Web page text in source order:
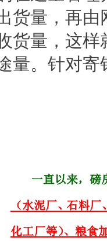
货量，再由
货量，这样
量。针对寄